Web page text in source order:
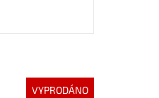
VYPRODÁNO